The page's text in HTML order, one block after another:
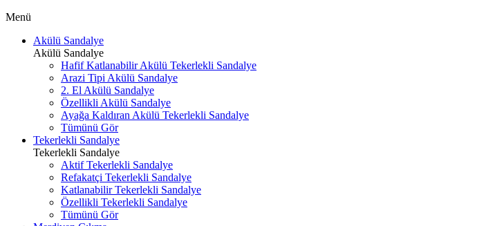
Menü
Akülü Sandalye
Akülü Sandalye
Hafif Katlanabilir Akülü Tekerlekli Sandalye
Arazi Tipi Akülü Sandalye
2. El Akülü Sandalye
Özellikli Akülü Sandalye
Ayağa Kaldıran Akülü Tekerlekli Sandalye
Tümünü Gör
Tekerlekli Sandalye
Tekerlekli Sandalye
Aktif Tekerlekli Sandalye
Refakatçi Tekerlekli Sandalye
Katlanabilir Tekerlekli Sandalye
Özellikli Tekerlekli Sandalye
Tümünü Gör